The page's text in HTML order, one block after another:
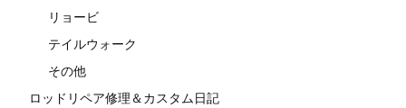
リョービ
テイルウォーク
その他
ロッドリペア修理＆カスタム日記